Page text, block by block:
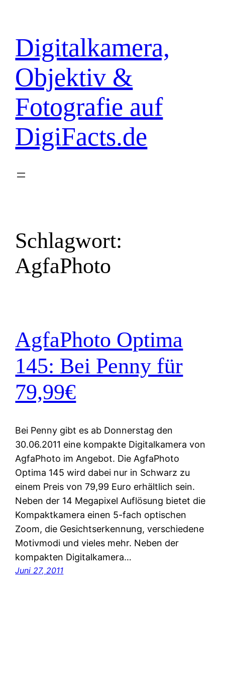
springen
Digitalkamera,
Objektiv &
Fotografie auf
DigiFacts.de
Schlagwort:
AgfaPhoto
AgfaPhoto Optima
145: Bei Penny für
79,99€
Bei Penny gibt es ab Donnerstag den
30.06.2011 eine kompakte Digitalkamera von
AgfaPhoto im Angebot. Die AgfaPhoto
Optima 145 wird dabei nur in Schwarz zu
einem Preis von 79,99 Euro erhältlich sein.
Neben der 14 Megapixel Auflösung bietet die
Kompaktkamera einen 5-fach optischen
Zoom, die Gesichtserkennung, verschiedene
Motivmodi und vieles mehr. Neben der
kompakten Digitalkamera…
Juni 27, 2011